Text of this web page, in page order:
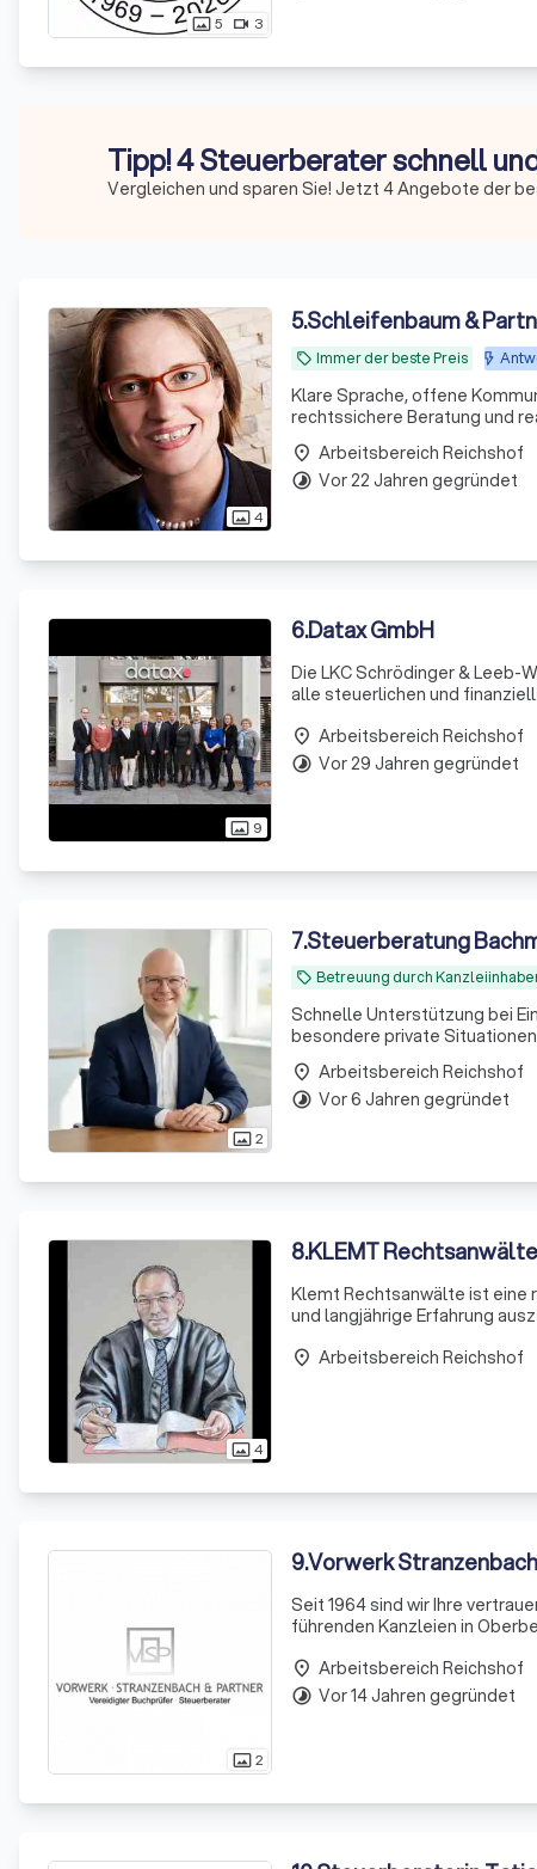
photo_size_select_actual5 videocam 3
Tipp! 4 Steuerberater schnell
Vergleichen und sparen Sie! Jetzt 4 Angebote der
photo_size_select_actual4
5.Schleifenbaum &
local_offer Immer der beste Preis
Klare Sprache, offene
rechtssichere Beratung und
Check!
place Arbeitsbereich Reichshof
timelapse Vor 22 Jahren gegründet
photo_size_select_actual 9
6.Datax GmbH
Die LKC Schrödinger & Leeb-
alle steuerlichen und
place Arbeitsbereich Reichshof
timelapse Vor 29 Jahren gegründet
photo_size_select_actual2
7.Steuerberatung
local_offer Betreuung durch
Schnelle Unterstützung bei
besondere private
place Arbeitsbereich Reichshof
timelapse Vor 6 Jahren gegründet
photo_size_select_actual4
8.KLEMT Rechtsanwälte
Klemt Rechtsanwälte ist eine
und langjährige Erfahrung
ihre Manda
place Arbeitsbereich Reichshof
photo_size_select_actual2
9.Vorwerk
Seit 1964 sind wir Ihre
führenden Kanzleien in
place Arbeitsbereich Reichshof
timelapse Vor 14 Jahren gegründet